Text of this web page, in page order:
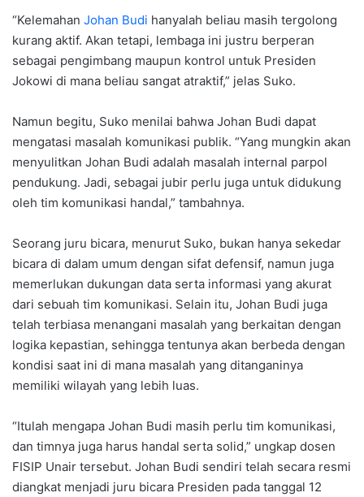
“Kelemahan Johan Budi hanyalah beliau masih tergolong
kurang aktif. Akan tetapi, lembaga ini justru berperan
sebagai pengimbang maupun kontrol untuk Presiden
Jokowi di mana beliau sangat atraktif,” jelas Suko.
Namun begitu, Suko menilai bahwa Johan Budi dapat
mengatasi masalah komunikasi publik. “Yang mungkin akan
menyulitkan Johan Budi adalah masalah internal parpol
pendukung. Jadi, sebagai jubir perlu juga untuk didukung
oleh tim komunikasi handal,” tambahnya.
Seorang juru bicara, menurut Suko, bukan hanya sekedar
bicara di dalam umum dengan sifat defensif, namun juga
memerlukan dukungan data serta informasi yang akurat
dari sebuah tim komunikasi. Selain itu, Johan Budi juga
telah terbiasa menangani masalah yang berkaitan dengan
logika kepastian, sehingga tentunya akan berbeda dengan
kondisi saat ini di mana masalah yang ditanganinya
memiliki wilayah yang lebih luas.
“Itulah mengapa Johan Budi masih perlu tim komunikasi,
dan timnya juga harus handal serta solid,” ungkap dosen
FISIP Unair tersebut. Johan Budi sendiri telah secara resmi
diangkat menjadi juru bicara Presiden pada tanggal 12